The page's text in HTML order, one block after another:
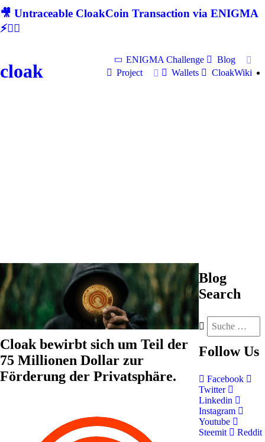
🎥 Untraceable CloakCoin Transaction via ENIGMA
⚡🕵‍♂
cloak
ENIGMA Challenge
Blog
Project
Wallets CloakWiki
Cloak bewirbt sich um Teil der
75 Millionen Dollar zur
Förderung der Privatsphäre.
Blog
Search
Follow Us
Facebook
Twitter
Linkedin
Instagram
Youtube
Steemit
Reddit